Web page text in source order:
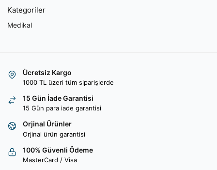
Kategoriler
Medikal
Ücretsiz Kargo
1000 TL üzeri tüm siparişlerde
15 Gün İade Garantisi
15 Gün para iade garantisi
Orjinal Ürünler
Orjinal ürün garantisi
100% Güvenli Ödeme
MasterCard / Visa